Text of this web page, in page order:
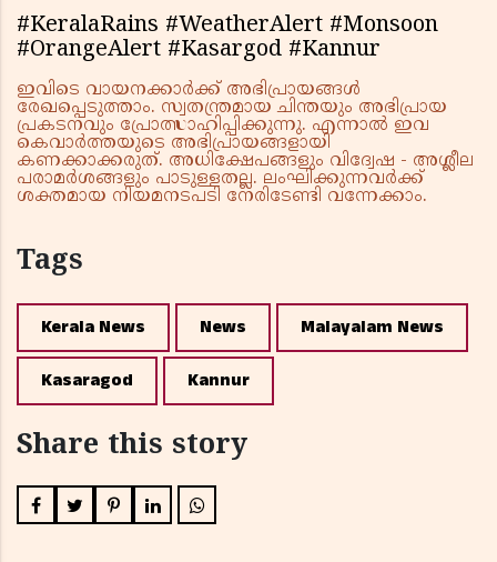
#KeralaRains #WeatherAlert #Monsoon
#OrangeAlert #Kasargod #Kannur
ഇവിടെ വായനക്കാർക്ക് അഭിപ്രായങ്ങൾ
രേഖപ്പെടുത്താം. സ്വതന്ത്രമായ ചിന്തയും അഭിപ്രായ
പ്രകടനവും പ്രോത്സാഹിപ്പിക്കുന്നു. എന്നാൽ ഇവ
കെവാർത്തയുടെ അഭിപ്രായങ്ങളായി
കണക്കാക്കരുത്. അധിക്ഷേപങ്ങളും വിദ്വേഷ - അശ്ലീല
പരാമർശങ്ങളും പാടുള്ളതല്ല. ലംഘിക്കുന്നവർക്ക്
ശക്തമായ നിയമനടപടി നേരിടേണ്ടി വന്നേക്കാം.
Tags
Kerala News News Malayalam News
Kasaragod Kannur
Share this story